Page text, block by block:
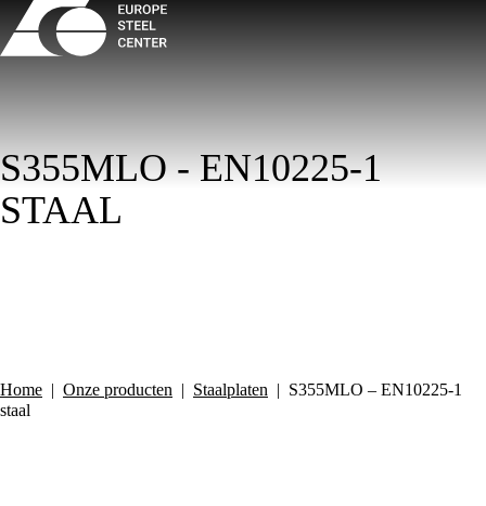
S355MLO - EN10225-1
STAAL
Home | Onze producten | Staalplaten | S355MLO – EN10225-1
staal